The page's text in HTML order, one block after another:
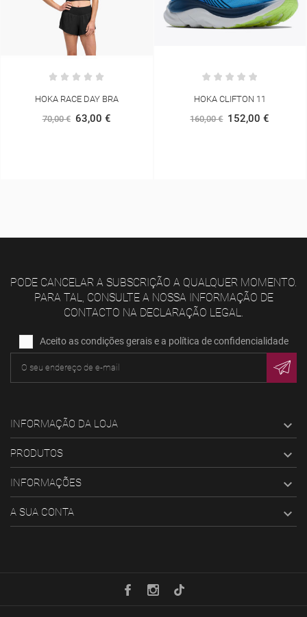
HOKA CLIFTON 11
160,00 €
152,00 €
UNDER ARMOUR HOVR SONIC 5
120,00 € 60,00 €
PODE CANCELAR A SUBSCRIÇÃO A QUALQUER MOMENTO.
PARA TAL, CONSULTE A NOSSA INFORMAÇÃO DE
CONTACTO NA DECLARAÇÃO LEGAL.
Aceito as condições gerais e a política de confidencialidade
INFORMAÇÃO DA LOJA 
PRODUTOS 
INFORMAÇÕES 
A SUA CONTA 